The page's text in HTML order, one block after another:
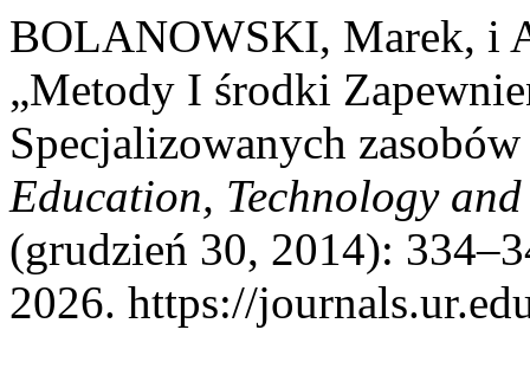
BOLANOWSKI, Marek, i
„Metody I środki
Specjalizowanych
Education, Technology
(grudzień 30, 2014):
2026. https://